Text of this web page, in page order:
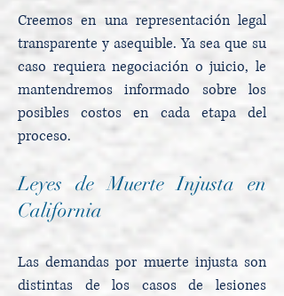
Creemos en una representación legal
transparente y asequible. Ya sea que su
caso requiera negociación o juicio, le
mantendremos informado sobre los
posibles costos en cada etapa del
proceso.
Leyes de Muerte Injusta en
California
Las demandas por muerte injusta son
distintas de los casos de lesiones